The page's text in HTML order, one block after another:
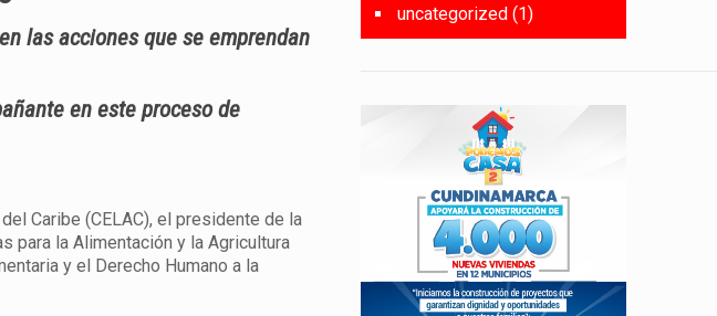
las acciones que se emprendan
en este proceso de
Caribe (CELAC), el presidente de la
para la Alimentación y la Agricultura
y el Derecho Humano a la
uncategorized (1)